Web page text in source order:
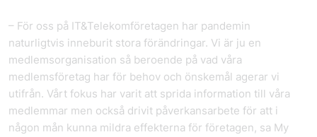
– För oss på IT&Telekomföretagen har pandemin
naturligtvis inneburit stora förändringar. Vi är ju en
medlemsorganisation så beroende på vad våra
medlemsföretag har för behov och önskemål agerar vi
utifrån. Vårt fokus har varit att sprida information till våra
medlemmar men också drivit påverkansarbete för att i
någon mån kunna mildra effekterna för företagen, sa My